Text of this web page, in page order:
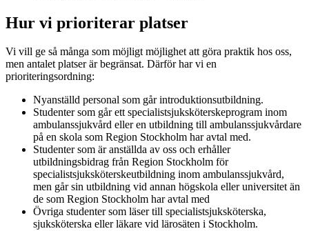
Hur vi prioriterar platser
Vi vill ge så många som möjligt möjlighet att göra praktik hos oss,
men antalet platser är begränsat. Därför har vi en
prioriteringsordning:
Nyanställd personal som går introduktionsutbildning.
Studenter som går ett specialistsjuksköterskeprogram inom
ambulanssjukvård eller en utbildning till ambulanssjukvårdare
på en skola som Region Stockholm har avtal med.
Studenter som är anställda av oss och erhåller
utbildningsbidrag från Region Stockholm för
specialistsjuksköterskeutbildning inom ambulanssjukvård,
men går sin utbildning vid annan högskola eller universitet än
de som Region Stockholm har avtal med
Övriga studenter som läser till specialistsjuksköterska,
sjuksköterska eller läkare vid lärosäten i Stockholm.